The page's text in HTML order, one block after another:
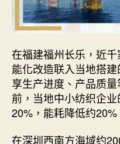
在福建福州长乐，近
能化改造联入当地搭
享生产进度、产品质
前，当地中小纺织企
20%，能耗降低约20%
在深圳西南方海域约